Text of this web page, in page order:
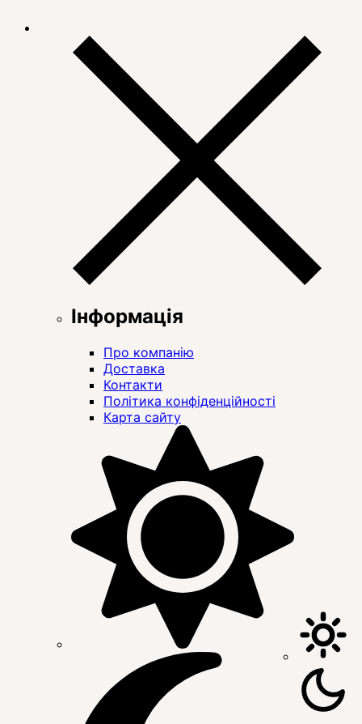
Інформація
Про компанію
Доставка
Контакти
Політика конфіденційності
Карта сайту